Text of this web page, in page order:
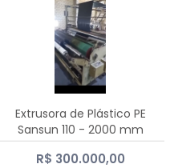
Extrusora de Plástico PE
Sansun 110 - 2000 mm
R$ 300.000,00